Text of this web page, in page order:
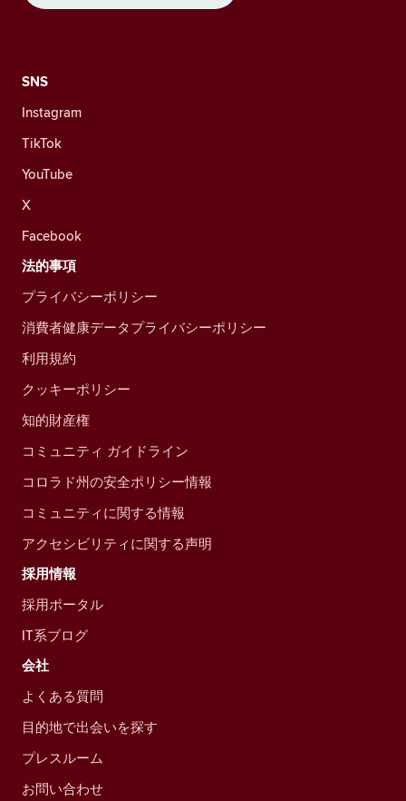
SNS
Instagram
TikTok
YouTube
X
Facebook
法的事項
プライバシーポリシー
消費者健康データプライバシーポリシー
利用規約
クッキーポリシー
知的財産権
コミュニティ ガイドライン
コロラド州の安全ポリシー情報
コミュニティに関する情報
アクセシビリティに関する声明
採用情報
採用ポータル
IT系ブログ
会社
よくある質問
目的地で出会いを探す
プレスルーム
お問い合わせ